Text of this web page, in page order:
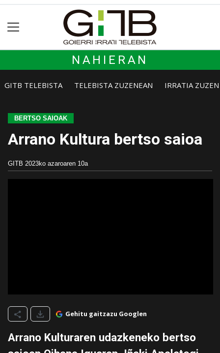
NAHIERAN
GITB TELEBISTA TELEBISTA ZUZENEAN IRRATIA
BERTSO SAIOAK
Arrano Kultura bertso saioa
GITB 2023ko azaroaren 10a
Gehitu gaitzazu Googlen
Arrano Kulturaren udazkeneko bertso